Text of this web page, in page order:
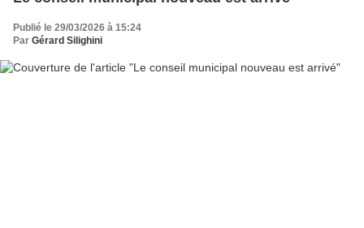
Publié le 29/03/2026 à 15:24
Par Gérard Silighini